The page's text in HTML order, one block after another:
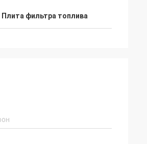
Плита фильтра топлива